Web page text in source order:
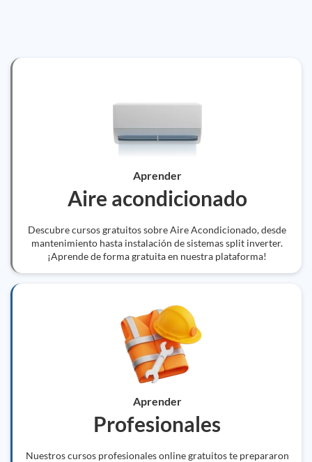
Aprender
Aire acondicionado
Descubre cursos gratuitos sobre Aire Acondicionado, desde
mantenimiento hasta instalación de sistemas split inverter.
¡Aprende de forma gratuita en nuestra plataforma!
Aprender
Profesionales
Nuestros cursos profesionales online gratuitos te prepararon